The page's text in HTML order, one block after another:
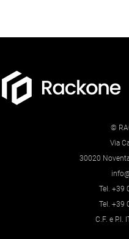
©
Via
30020
Tel. +39
Tel. +39
C.F. e P.I.